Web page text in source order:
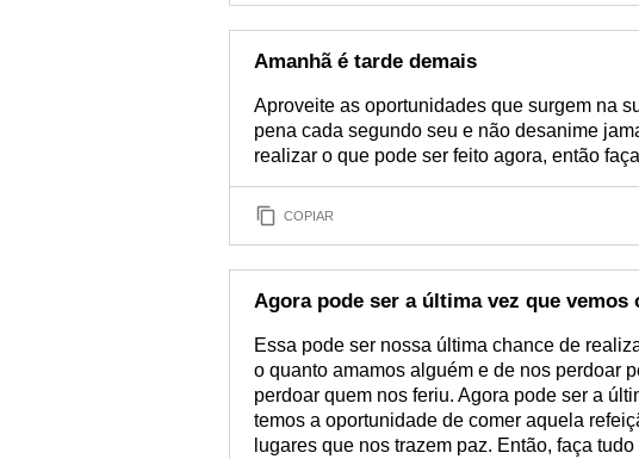
Amanhã é tarde demais
Aproveite as oportunidades que surgem na
pena cada segundo seu e não desanime
realizar o que pode ser feito agora, então
COPIAR
Agora pode ser a última vez que vemos
Essa pode ser nossa última chance de
o quanto amamos alguém e de nos perdoar
perdoar quem nos feriu. Agora pode ser a
temos a oportunidade de comer aquela
lugares que nos trazem paz. Então, faça